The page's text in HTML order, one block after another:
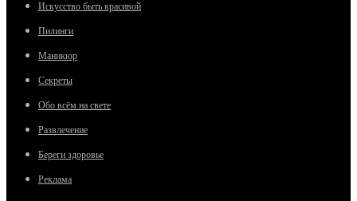
Искусство быть красивой
Пилинги
Маникюр
Секреты
Обо всём на свете
Развлечение
Береги здоровье
Реклама